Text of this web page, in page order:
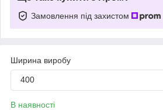
Замовлення під захистом
Ширина виробу
400
В наявності